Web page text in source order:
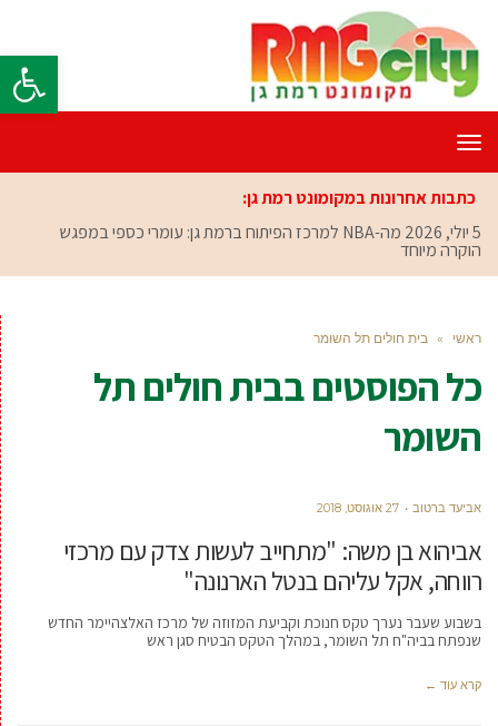
פתח
תפריט
כתבות אחרונות במקומונט רמת גן:
5 יולי, 2026
מה-NBA למרכז הפיתוח ברמת גן: עומרי כספי במפגש
הוקרה מיוחד
ראשי » בית חולים תל השומר
כל הפוסטים בבית חולים תל
השומר
אביעד ברטוב 27 אוגוסט, 2018
אביהוא בן משה: "מתחייב לעשות צדק עם מרכזי
רווחה, אקל עליהם בנטל הארנונה"
בשבוע שעבר נערך טקס חנוכת וקביעת המזוזה של מרכז האלצהיימר החדש
שנפתח בביה"ח תל השומר, במהלך הטקס הבטיח סגן ראש
קרא עוד ←